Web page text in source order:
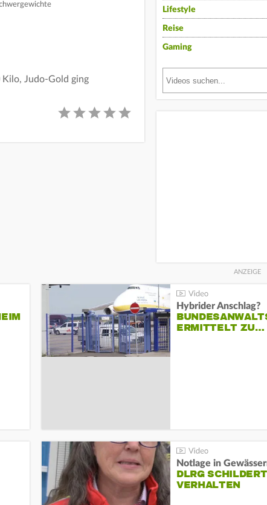
Kilo, Judo-Gold ging
Lifestyle
Reise
Gaming
Hybrider Anschlag?
ERMITTELT ZU…
Notlage in
DLRG
VERHALTEN